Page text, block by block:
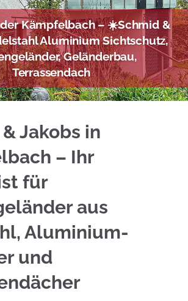
Kämpfelbach – ☀️Schmid &
Aluminium Sichtschutz,
Geländerbau,
Terrassendach
Jakobs in
– Ihr
für
aus
Aluminium-
und